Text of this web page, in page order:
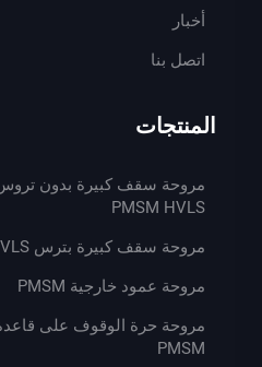
أخبار
اتصل بنا
المنتجات
مروحة سقف كبيرة بدون
PMSM HVLS
مروحة سقف كبيرة بترس HVLS
مروحة عمود خارجية PMSM
مروحة حرة الوقوف على
PMSM